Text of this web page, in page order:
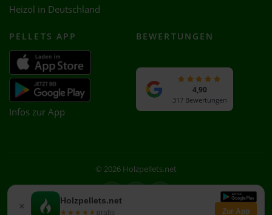
× Holzpellets.net
★★★★★
★★★★★ gratis Zur App
Heizöl in Deutschland
PELLETS APP
Infos zur App
BEWERTUNGEN
4,90
317 Bewertungen
© 2026 Holzpellets.net
Facebook